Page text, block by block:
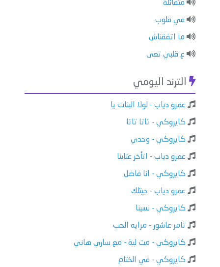
متفائلة
في قلوب
ما اتفقناش
ع قلبي تعى
الترند اليومي
عمرو دياب - لولا البنات يا
كايروكي - تاتا تاتا
كايروكي - وحدي
عمرو دياب - اتأخر عتابنا
كايروكي - انا فاضل
عمرو دياب - جيتلك
كايروكي - نسينا
تامر عاشور - مرايه الحب
كايروكي - مت لية - مع ساري هاني
كايروكي - في الختام